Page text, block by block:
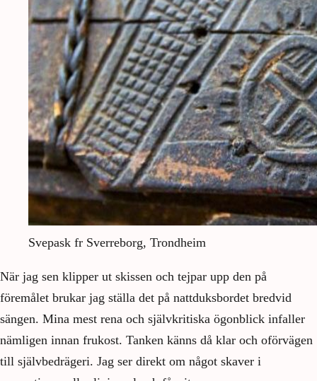
Svepask fr Sverreborg, Trondheim
När jag sen klipper ut skissen och tejpar upp den på
föremålet brukar jag ställa det på nattduksbordet bredvid
sängen. Mina mest rena och självkritiska ögonblick infaller
nämligen innan frukost. Tanken känns då klar och oförvägen
till självbedrägeri. Jag ser direkt om något skaver i